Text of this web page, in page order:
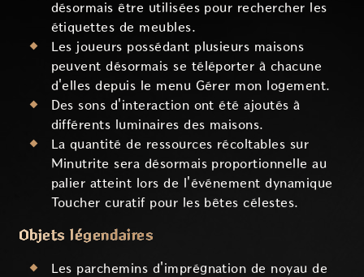
désormais être utilisées pour rechercher les
étiquettes de meubles.
Les joueurs possédant plusieurs maisons
peuvent désormais se téléporter à chacune
d'elles depuis le menu Gérer mon logement.
Des sons d'interaction ont été ajoutés à
différents luminaires des maisons.
La quantité de ressources récoltables sur
Minutrite sera désormais proportionnelle au
palier atteint lors de l'événement dynamique
Toucher curatif pour les bêtes célestes.
Objets légendaires
Les parchemins d'imprégnation de noyau de